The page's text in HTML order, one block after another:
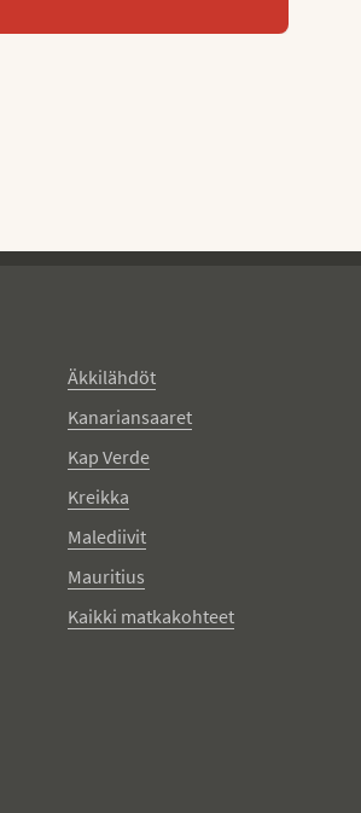
Äkkilähdöt
Kanariansaaret
Kap Verde
Kreikka
Malediivit
Mauritius
Kaikki matkakohteet